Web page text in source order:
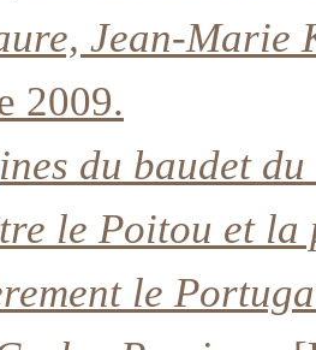
Jean-Marie
2009.
du baudet
le Poitou et
le